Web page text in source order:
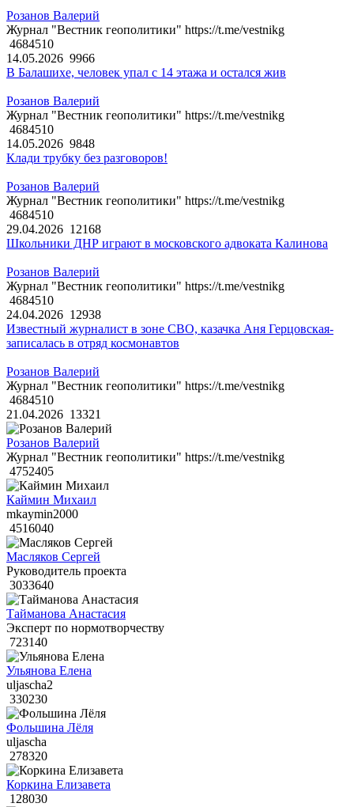
Розанов Валерий
Журнал "Вестник геополитики" https://t.me/vestnikg
4684510
14.05.2026 9966
В Балашихе, человек упал с 14 этажа и остался жив
Розанов Валерий
Журнал "Вестник геополитики" https://t.me/vestnikg
4684510
14.05.2026 9848
Клади трубку без разговоров!
Розанов Валерий
Журнал "Вестник геополитики" https://t.me/vestnikg
4684510
29.04.2026 12168
Школьники ДНР играют в московского адвоката Калинова
Розанов Валерий
Журнал "Вестник геополитики" https://t.me/vestnikg
4684510
24.04.2026 12938
Известный журналист в зоне СВО, казачка Аня Герцовская-
записалась в отряд космонавтов
Розанов Валерий
Журнал "Вестник геополитики" https://t.me/vestnikg
4684510
21.04.2026 13321
Розанов Валерий
Журнал "Вестник геополитики" https://t.me/vestnikg
4752405
Каймин Михаил
mkaymin2000
4516040
Масляков Сергей
Руководитель проекта
3033640
Тайманова Анастасия
Эксперт по нормотворчеству
723140
Ульянова Елена
uljascha2
330230
Фольшина Лёля
uljascha
278320
Коркина Елизавета
128030